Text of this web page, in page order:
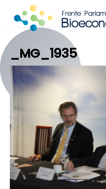
content
_MG_1935